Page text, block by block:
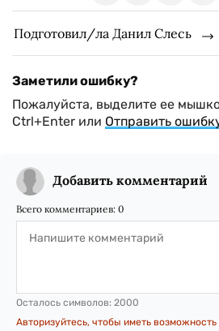
Подготовил/ла Данил Слесь
Заметили ошибку?
Пожалуйста, выделите ее
Ctrl+Enter или Отправить
Добавить комментарий
Всего комментариев: 0
Осталось символов: 2000
Авторизуйтесь, чтобы иметь